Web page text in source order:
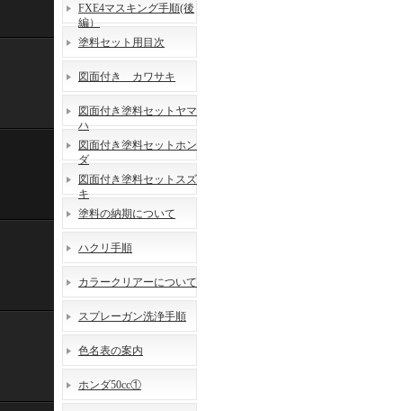
FXE4マスキング手順(後
編）
塗料セット用目次
図面付き カワサキ
図面付き塗料セットヤマ
ハ
図面付き塗料セットホン
ダ
図面付き塗料セットスズ
キ
塗料の納期について
ハクリ手順
カラークリアーについて
スプレーガン洗浄手順
色名表の案内
ホンダ50cc①